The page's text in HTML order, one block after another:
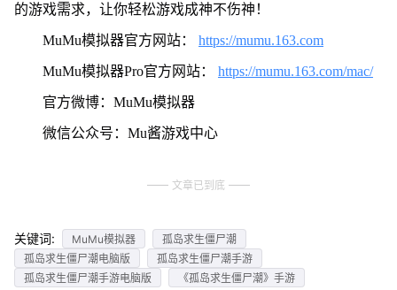
的游戏需求，让你轻松游戏成神不伤神！
MuMu模拟器官方网站： https://mumu.163.com
MuMu模拟器Pro官方网站： https://mumu.163.com/mac/
官方微博：MuMu模拟器
微信公众号：Mu酱游戏中心
文章已到底
关键词: MuMu模拟器
孤岛求生僵尸潮
孤岛求生僵尸潮电脑版
孤岛求生僵尸潮手游
孤岛求生僵尸潮手游电脑版
《孤岛求生僵尸潮》手游